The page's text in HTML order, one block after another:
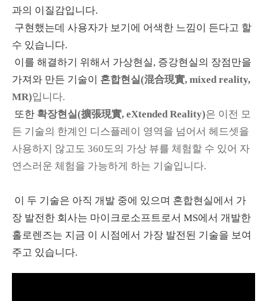
과의 이질감입니다.
구현했는데 사용자가 보기에 어색한 느낌이 든다고 할
수 있습니다.
이를 해결하기 위해서 가상현실, 증강현실의 장점만을
가져와 만든 기술이 혼합현실(混合現實, mixed reality,
MR)입니다.
또한 확장현실(擴張現實, eXtended Reality)은 이전 모
든 기술의 한계인 디스플레이 영역을 넘어서 헤드셋을
사용하지 않고도 360도의 가상 뷰를 체험할 수 있어 자
연스러운 체험을 가능하게 하는 기술입니다.
이 두 기술은 아직 개발 중에 있으며 혼합현실에서 가
장 발전한 회사는 마이크로소프트로서 MS에서 개발한
홀로렌즈는 지금 이 시점에서 가장 발전된 기술을 보여
주고 있습니다.